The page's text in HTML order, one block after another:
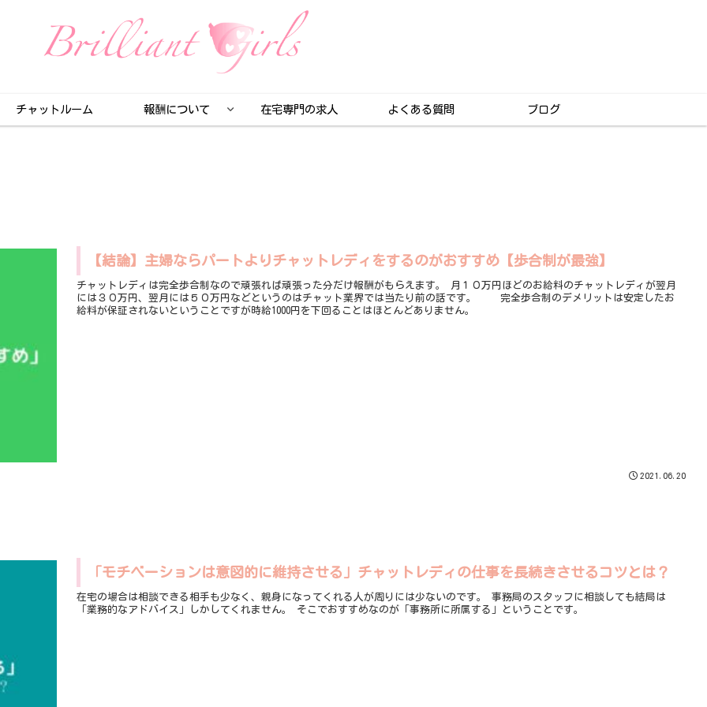
チャットルーム 報酬について 在宅専門の求人 よくある質問 ブログ
【結論】主婦ならパートよりチャットレディをするのがおすすめ【歩合制が最強】
チャットレディは完全歩合制なので頑張れば頑張った分だけ報酬がもらえます。 月１０万円ほどのお給料のチャットレディが翌月
には３０万円、翌月には５０万円などというのはチャット業界では当たり前の話です。 完全歩合制のデメリットは安定したお
給料が保証されないということですが時給1000円を下回ることはほとんどありません。
2021.06.20
「モチベーションは意図的に維持させる」チャットレディの仕事を長続きさせるコツとは？
在宅の場合は相談できる相手も少なく、親身になってくれる人が周りには少ないのです。 事務局のスタッフに相談しても結局は
「業務的なアドバイス」しかしてくれません。 そこでおすすめなのが「事務所に所属する」ということです。